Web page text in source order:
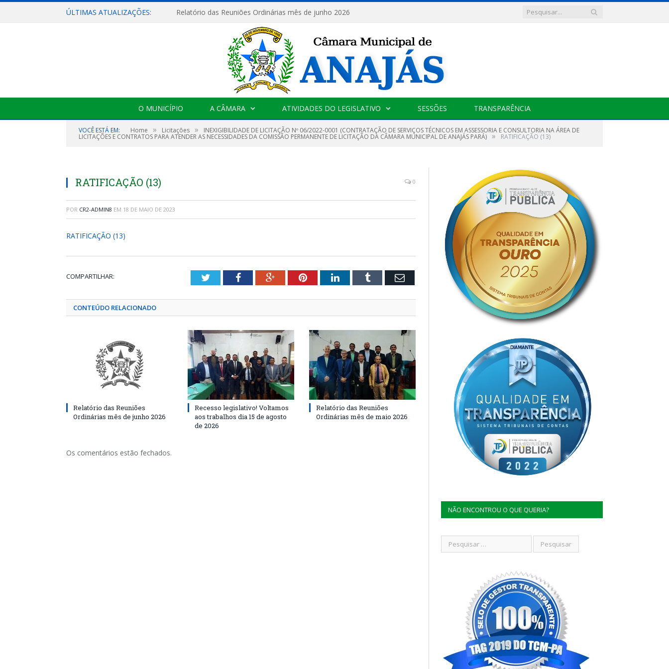
ÚLTIMAS ATUALIZAÇÕES: Relatório das Reuniões Ordinárias mês de junho 2026
O MUNICÍPIO A CÂMARA ATIVIDADES DO LEGISLATIVO SESSÕES TRANSPARÊNCIA
VOCÊ ESTÁ EM: Home » Licitações » INEXIGIBILIDADE DE LICITAÇÃO Nº 06/2022-0001 (CONTRATAÇÃO DE SERVIÇOS TÉCNICOS EM ASSESSORIA E CONSULTORIA NA ÁREA DE
LICITAÇÕES E CONTRATOS PARA ATENDER AS NECESSIDADES DA COMISSÃO PERMANENTE DE LICITAÇÃO DA CÂMARA MUNICIPAL DE ANAJÁS PARÁ) » RATIFICAÇÃO (13)
RATIFICAÇÃO (13) 0
POR CR2-ADMIN8 EM 18 DE MAIO DE 2023
RATIFICAÇÃO (13)
COMPARTILHAR: TwitterFacebookGoogle+PinterestLinkedInTumblr Email
CONTEÚDO RELACIONADO
Relatório das Reuniões
Ordinárias mês de junho 2026
Recesso legislativo! Voltamos
aos trabalhos dia 15 de agosto
de 2026
Relatório das Reuniões
Ordinárias mês de maio 2026
Os comentários estão fechados.
NÃO ENCONTROU O QUE QUERIA?